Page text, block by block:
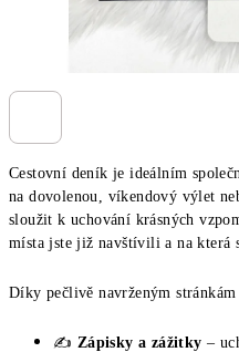
Cestovní deník je ideálním
na dovolenou, víkendový výlet
sloužit k uchování krásných
místa jste již navštívili a na která
Díky pečlivě navrženým
✍️ Zápisky a zážitky –